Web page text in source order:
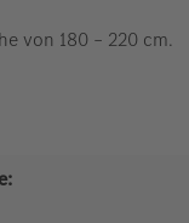
von 180 – 220 cm.